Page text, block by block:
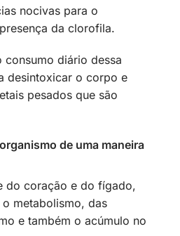
nocivas para o
da clorofila.
consumo diário dessa
desintoxicar o corpo e
pesados que são
de uma maneira
do coração e do fígado,
metabolismo, das
e também o acúmulo no